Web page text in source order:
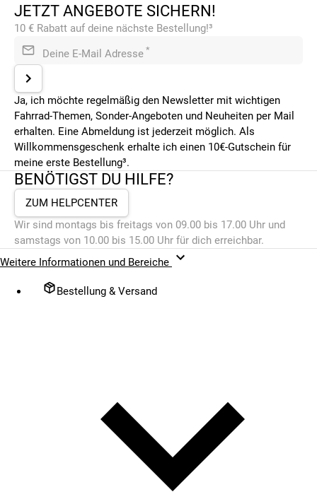
JETZT ANGEBOTE SICHERN!
10 € Rabatt auf deine nächste Bestellung!³
Deine E-Mail Adresse *
Ja, ich möchte regelmäßig den Newsletter mit wichtigen
Fahrrad-Themen, Sonder-Angeboten und Neuheiten per Mail
erhalten. Eine Abmeldung ist jederzeit möglich. Als
Willkommensgeschenk erhalte ich einen 10€-Gutschein für
meine erste Bestellung³.
BENÖTIGST DU HILFE?
ZUM HELPCENTER
Wir sind montags bis freitags von 09.00 bis 17.00 Uhr und
samstags von 10.00 bis 15.00 Uhr für dich erreichbar.
Weitere Informationen und Bereiche
Bestellung & Versand